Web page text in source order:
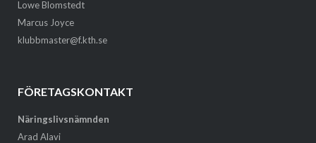
Lowe Blomstedt
Marcus Joyce
klubbmaster@f.kth.se
FÖRETAGSKONTAKT
Näringslivsnämnden
Arad Alavi